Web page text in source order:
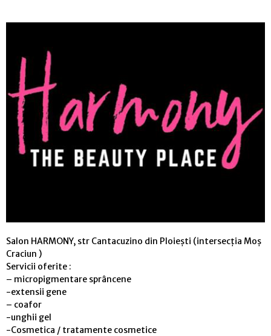
Salon HARMONY, str Cantacuzino din Ploiești (intersecția Moș
Craciun )
Servicii oferite :
– micropigmentare sprâncene
-extensii gene
– coafor
-unghii gel
-Cosmetica / tratamente cosmetice